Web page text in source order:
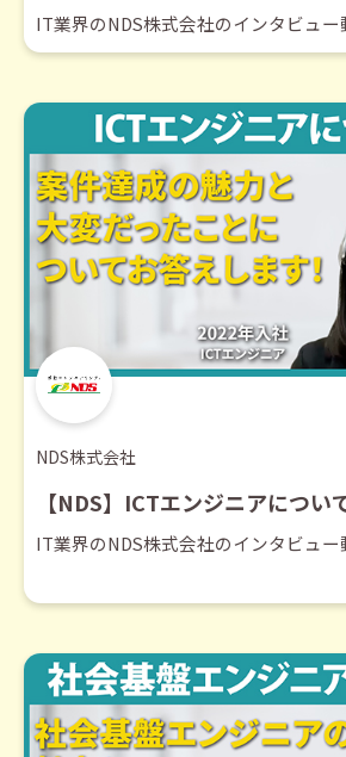
IT業界のNDS株式会社のインタビュー
NDS株式会社
【NDS】ICTエンジニアについ
IT業界のNDS株式会社のインタビュー